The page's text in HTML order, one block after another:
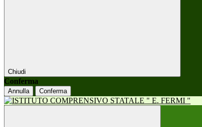
Chiudi
Conferma
Annulla Conferma